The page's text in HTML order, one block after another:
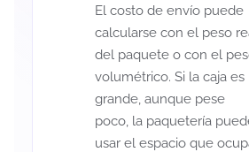
El costo de envío puede
calcularse con el peso
del paquete o con el
volumétrico. Si la caja es
grande, aunque pese
poco, la paquetería
usar el espacio que